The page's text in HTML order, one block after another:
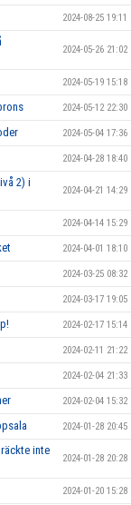
2024-08-25 19:11
2024-05-26 21:02
2024-05-19 15:18
2024-05-12 22:30
2024-05-04 17:36
2024-04-28 18:40
2) i
2024-04-21 14:29
2024-04-14 15:29
2024-04-01 18:10
2024-03-25 08:32
2024-03-17 19:05
2024-02-17 15:14
2024-02-11 21:22
2024-02-04 21:33
2024-02-04 15:32
2024-01-28 20:45
inte
2024-01-28 20:28
2024-01-20 15:28